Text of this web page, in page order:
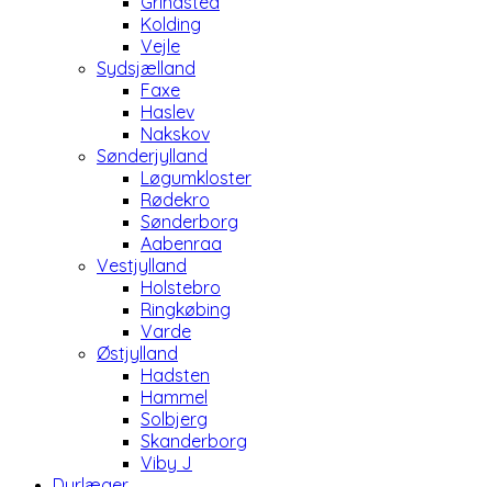
Kolding
Vejle
Sydsjælland
Faxe
Haslev
Nakskov
Sønderjylland
Løgumkloster
Rødekro
Sønderborg
Aabenraa
Vestjylland
Holstebro
Ringkøbing
Varde
Østjylland
Hadsten
Hammel
Solbjerg
Skanderborg
Viby J